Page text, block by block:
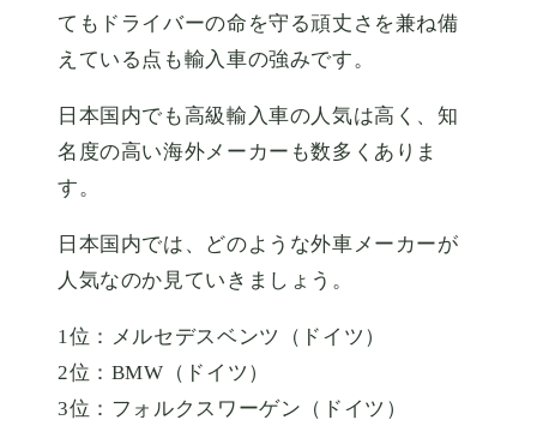
てもドライバーの命を守る頑丈さを兼ね備
えている点も輸入車の強みです。
日本国内でも高級輸入車の人気は高く、知
名度の高い海外メーカーも数多くありま
す。
日本国内では、どのような外車メーカーが
人気なのか見ていきましょう。
1位：メルセデスベンツ（ドイツ）
2位：BMW（ドイツ）
3位：フォルクスワーゲン（ドイツ）